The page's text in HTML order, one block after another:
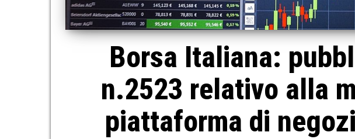
Borsa Italiana:
n.2523 relativo alla
piattaforma di